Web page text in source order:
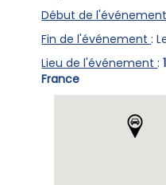
Début de
Fin de l'événement:
Lieu de l'événement:
France